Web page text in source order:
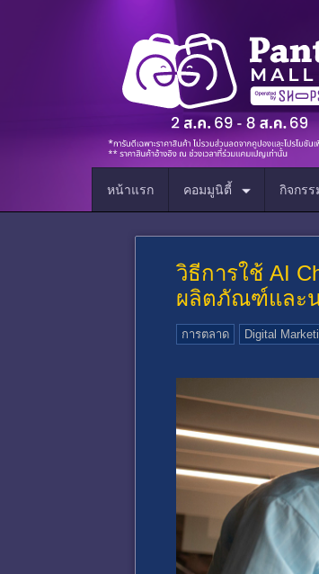
หน้าแรก คอมมูนิตี้ กิจกรร
วิธีการใช้ AI
ผลิตภัณฑ์และน
การตลาด Digital